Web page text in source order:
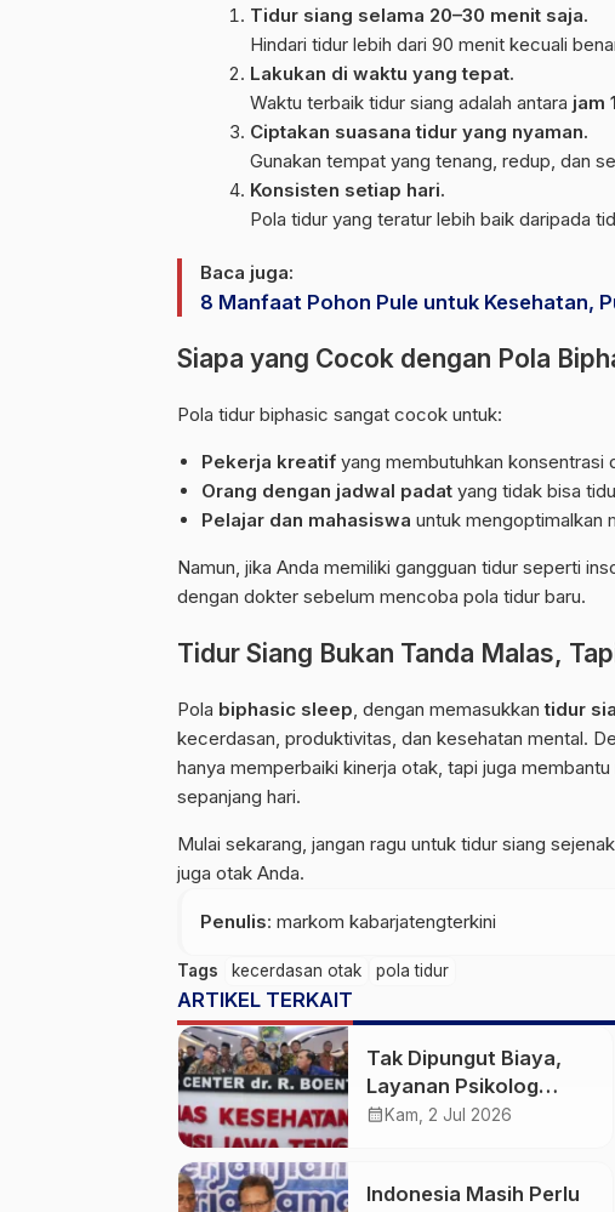
Tidur siang selama 20–30 menit saja.
Hindari tidur lebih dari 90 menit kecuali
Lakukan di waktu yang tepat.
Waktu terbaik tidur siang adalah antara jam
Ciptakan suasana tidur yang nyaman.
Gunakan tempat yang tenang, redup, dan
Konsisten setiap hari.
Pola tidur yang teratur lebih baik daripada
Baca juga:
8 Manfaat Pohon Pule untuk Kesehatan,
Siapa yang Cocok dengan Pola
Pola tidur biphasic sangat cocok untuk:
Pekerja kreatif yang membutuhkan konsentrasi
Orang dengan jadwal padat yang tidak bisa
Pelajar dan mahasiswa untuk mengoptimalkan
Namun, jika Anda memiliki gangguan tidur seperti
dengan dokter sebelum mencoba pola tidur baru.
Tidur Siang Bukan Tanda Malas,
Pola biphasic sleep, dengan memasukkantidur
kecerdasan, produktivitas, dan kesehatan mental.
hanya memperbaiki kinerja otak, tapi juga
sepanjang hari.
Mulai sekarang, jangan ragu untuk tidur siang
juga otak Anda.
Penulis: markom kabarjatengterkini
Tags kecerdasan otak pola tidur
ARTIKEL TERKAIT
Tak Dipungut Biaya,
Layanan Psikolog
Online Akhirnya Hadir
calendar_month Kam, 2 Jul 2026
Indonesia Masih Perlu